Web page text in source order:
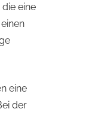
eine
eine
der